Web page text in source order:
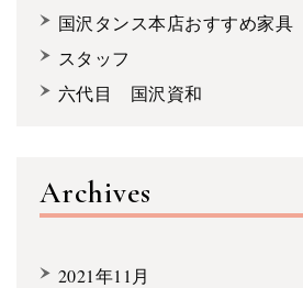
国沢タンス本店おすすめ家具
スタッフ
六代目 国沢資和
Archives
2021年11月